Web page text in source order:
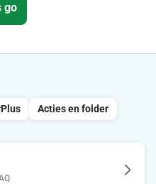
go
Acties en folder